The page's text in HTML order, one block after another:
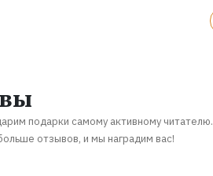
подарки самому активному читателю.
отзывов, и мы наградим вас!